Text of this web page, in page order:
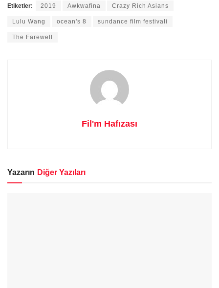
Etiketler: 2019 Awkwafina Crazy Rich Asians
Lulu Wang ocean's 8 sundance film festivali
The Farewell
Fil'm Hafızası
Yazarın Diğer Yazıları